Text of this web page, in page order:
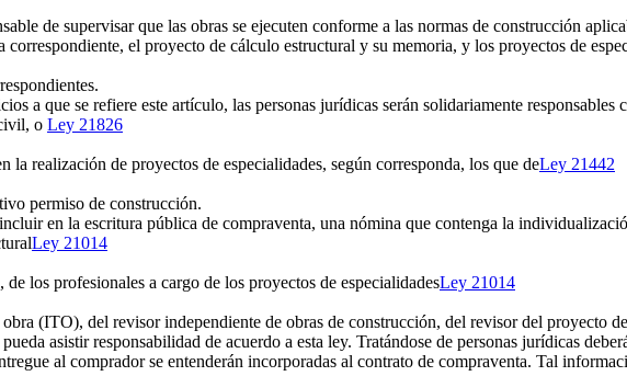
de supervisar que las obras se ejecuten conforme a las normas de construcción
el proyecto de cálculo estructural y su memoria, y los proyectos de
a que se refiere este artículo, las personas jurídicas serán solidariamente
o Ley 21826
la realización de proyectos de especialidades, según corresponda, los que deLey 21442
permiso de construcción.
en la escritura pública de compraventa, una nómina que contenga la
Ley 21014
los profesionales a cargo de los proyectos de especialidadesLey 21014
(ITO), del revisor independiente de obras de construcción, del revisor del proyecto
asistir responsabilidad de acuerdo a esta ley. Tratándose de personas jurídicas
al comprador se entenderán incorporadas al contrato de compraventa. Tal